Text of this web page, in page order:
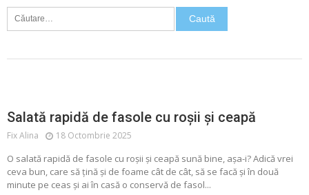
Caută
după:
Salată rapidă de fasole cu roșii și ceapă
Fix Alina 18 Octombrie 2025
O salată rapidă de fasole cu roșii și ceapă sună bine, așa-i? Adică vrei
ceva bun, care să țină și de foame cât de cât, să se facă și în două
minute pe ceas și ai în casă o conservă de fasol...